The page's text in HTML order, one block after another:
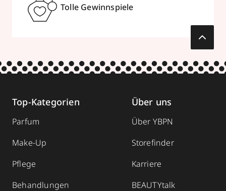
Tolle Gewinnspiele
Top-Kategorien
Parfum
Make-Up
Pflege
Behandlungen
Über uns
Über YBPN
Storefinder
Karriere
BEAUTYtalk